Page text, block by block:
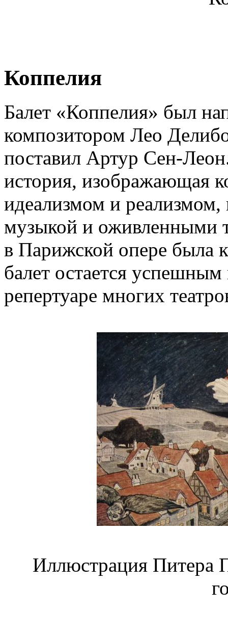
Коппелия
Балет «Коппелия» был
композитором Лео
поставил Артур Сен-
история, изображающая
идеализмом и
музыкой и оживленными
в Парижской опере была
балет остается успешным
репертуаре многих
Иллюстрация Питера